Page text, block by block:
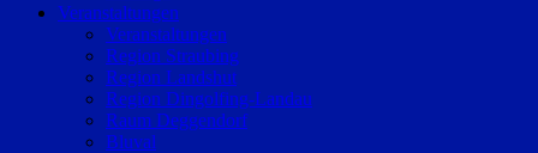
Veranstaltungen
Veranstaltungen
Region Straubing
Region Landshut
Region Dingolfing-Landau
Raum Deggendorf
Bluval